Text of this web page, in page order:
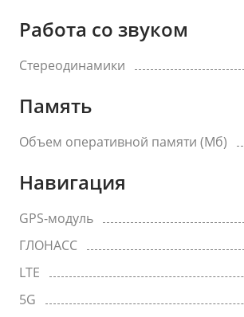
Работа со звуком
Стереодинамики
Память
Объем оперативной памяти (Мб)
Навигация
GPS-модуль
ГЛОНАСС
LTE
5G